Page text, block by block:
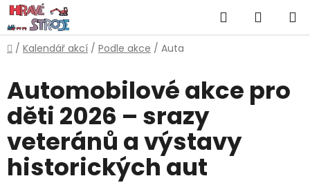
Přejít
na
obsah
Hledat
KOŠÍK
Domů
/ Kalendář akcí / Podle akce / Auta
Automobilové akce pro
děti 2026 – srazy
veteránů a výstavy
historických aut